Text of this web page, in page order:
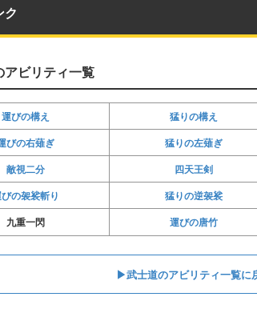
ク
アビリティ一覧
運びの構え 猛りの構え
びの右薙ぎ
猛りの左薙ぎ
敵視二分
四天王剣
の袈裟斬り
猛りの逆袈裟
九重一閃 運びの唐竹
▶︎武士道のアビリティ一覧に